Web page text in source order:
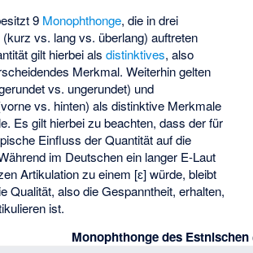
9 Monophthonge, die in drei
vs. lang vs. überlang) auftreten
gilt hierbei alsdistinktives, also
Merkmal. Weiterhin gelten
vs. ungerundet) und
vs. hinten) als distinktive Merkmale
Es gilt hierbei zu beachten, dass der für
Einfluss der Quantität auf die
im Deutschen ein langer E-Laut
Artikulation zu einem [ɛ] würde, bleibt
Qualität, also die Gespanntheit, erhalten,
ist.
Monophthonge des